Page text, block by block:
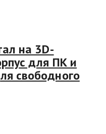
на 3D-
для ПК и
свободного